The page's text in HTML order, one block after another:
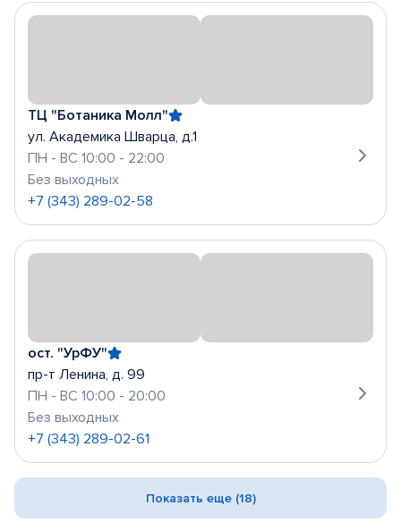
ТЦ "Ботаника Молл"
ул. Академика Шварца, д.1
ПН - ВС 10:00 - 22:00
Без выходных
+7 (343) 289-02-58
ост. "УрФУ"
пр-т Ленина, д. 99
ПН - ВС 10:00 - 20:00
Без выходных
+7 (343) 289-02-61
Показать еще (18)